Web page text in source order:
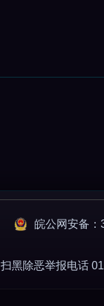
皖公网安备
黑除恶举报电话